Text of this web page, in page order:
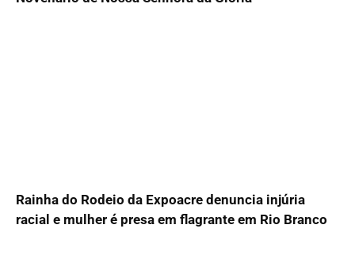
Rainha do Rodeio da Expoacre denuncia injúria
racial e mulher é presa em flagrante em Rio Branco